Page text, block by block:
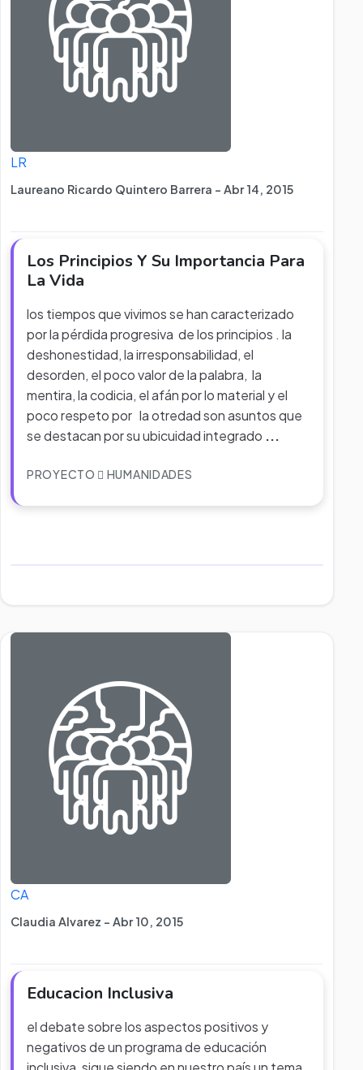
LR
Laureano Ricardo Quintero Barrera - Abr 14, 2015
Los Principios Y Su Importancia Para
La Vida
los tiempos que vivimos se han caracterizado
por la pérdida progresiva de los principios . la
deshonestidad, la irresponsabilidad, el
desorden, el poco valor de la palabra, la
mentira, la codicia, el afán por lo material y el
poco respeto por la otredad son asuntos que
se destacan por su ubicuidad integrado ...
PROYECTO HUMANIDADES
CA
Claudia Alvarez - Abr 10, 2015
Educacion Inclusiva
el debate sobre los aspectos positivos y
negativos de un programa de educación